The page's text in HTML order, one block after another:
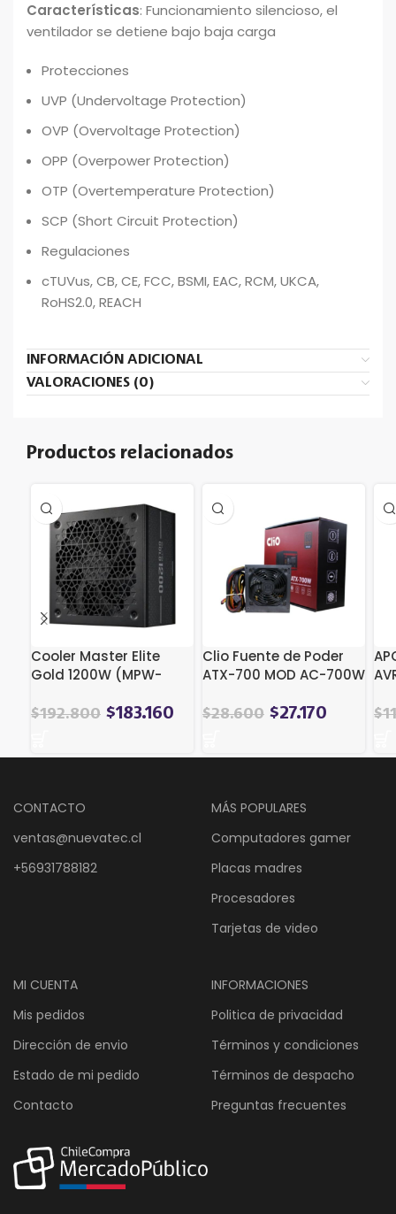
Características: Funcionamiento silencioso, el
ventilador se detiene bajo baja carga
Protecciones
UVP (Undervoltage Protection)
OVP (Overvoltage Protection)
OPP (Overpower Protection)
OTP (Overtemperature Protection)
SCP (Short Circuit Protection)
Regulaciones
cTUVus, CB, CE, FCC, BSMI, EAC, RCM, UKCA,
RoHS2.0, REACH
INFORMACIÓN ADICIONAL
VALORACIONES (0)
Productos relacionados
Cooler Master Elite
Gold 1200W (MPW-
$192.800 $183.160
Clio Fuente de Poder
ATX-700 MOD AC-700W
$28.600 $27.170 $
CONTACTO
ventas@nuevatec.cl
+56931788182
MÁS POPULARES
Computadores gamer
Placas madres
Procesadores
Tarjetas de video
MI CUENTA
Mis pedidos
Dirección de envio
Estado de mi pedido
Contacto
INFORMACIONES
Politica de privacidad
Términos y condiciones
Términos de despacho
Preguntas frecuentes